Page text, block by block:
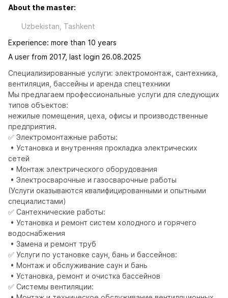
About the master:
Uzbekistan, Tashkent
Experience: more than 10 years
A user from 2017, last login 26.08.2025
Специализированные услуги: электромонтаж, сантехника,
вентиляция, бассейны и аренда спецтехники
Мы предлагаем профессиональные услуги для следующих
типов объектов:
нежилые помещения, цеха, офисы и производственные
предприятия.
✅ Электромонтажные работы:
сетей
(Услуги оказываются квалифицированными и опытными
специалистами)
✅ Сантехнические работы:
водоснабжения
✅ Услуги по установке саун, бань и бассейнов:
✅ Системы вентиляции: